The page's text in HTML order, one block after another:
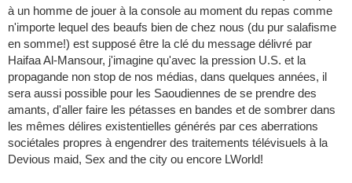
à un homme de jouer à la console au moment du repas comme
n'importe lequel des beaufs bien de chez nous (du pur salafisme
en somme!) est supposé être la clé du message délivré par
Haifaa Al-Mansour, j'imagine qu'avec la pression U.S. et la
propagande non stop de nos médias, dans quelques années, il
sera aussi possible pour les Saoudiennes de se prendre des
amants, d'aller faire les pétasses en bandes et de sombrer dans
les mêmes délires existentielles générés par ces aberrations
sociétales propres à engendrer des traitements télévisuels à la
Devious maid, Sex and the city ou encore LWorld!